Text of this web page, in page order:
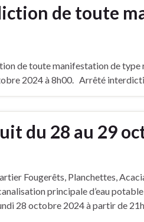
de toute
de toute manifestation de
2024 à 8h00. Arrêté
du 28 au 29
Fougerêts, Planchettes,
principale d’eau
28 octobre 2024 à partir de